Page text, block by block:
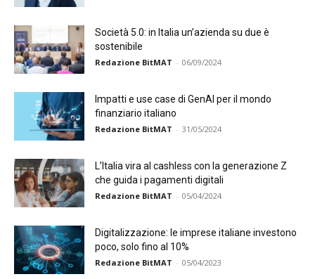
Società 5.0: in Italia un’azienda su due è
sostenibile
Redazione BitMAT - 06/09/2024
Impatti e use case di GenAI per il mondo
finanziario italiano
Redazione BitMAT - 31/05/2024
L’Italia vira al cashless con la generazione Z
che guida i pagamenti digitali
Redazione BitMAT - 05/04/2024
Digitalizzazione: le imprese italiane investono
poco, solo fino al 10%
Redazione BitMAT - 05/04/2023